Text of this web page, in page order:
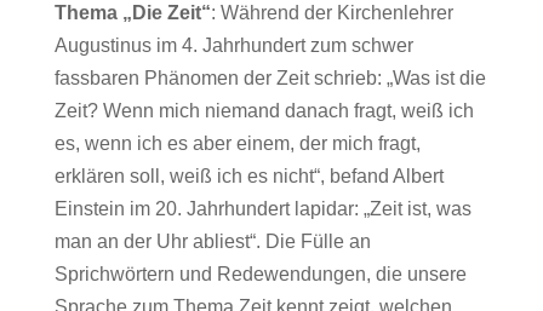
Thema „Die Zeit“: Während der Kirchenlehrer
Augustinus im 4. Jahrhundert zum schwer
fassbaren Phänomen der Zeit schrieb: „Was ist die
Zeit? Wenn mich niemand danach fragt, weiß ich
es, wenn ich es aber einem, der mich fragt,
erklären soll, weiß ich es nicht“, befand Albert
Einstein im 20. Jahrhundert lapidar: „Zeit ist, was
man an der Uhr abliest“. Die Fülle an
Sprichwörtern und Redewendungen, die unsere
Sprache zum Thema Zeit kennt zeigt, welchen